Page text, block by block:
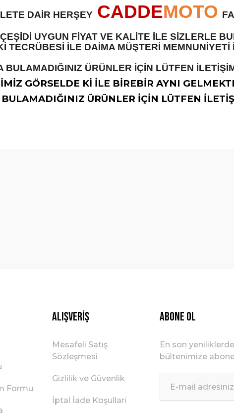
DAİR HERŞEY CADDEMOTO
UYGUN FİYAT VE KALİTE İLE SİZLERLE
TECRÜBESİ İLE DAİMA MÜŞTERİ
BULAMADIĞINIZ ÜRÜNLER İÇİN LÜTFEN
GÖRSELDE Kİ İLE BİREBİR AYNI
ÜRÜNLER İÇİN LÜTFEN
Formu
Alışveriş
Mesafeli Satış
Sözleşmesi
Gizlilik ve Güvenlik
İptal İade Koşullari
ABONE OL
En son
bültenimize